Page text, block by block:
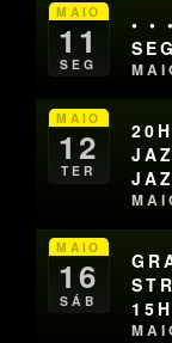
MAIO
11
SEG
• •
MAIO
12
TER
MAIO
16
SÁB